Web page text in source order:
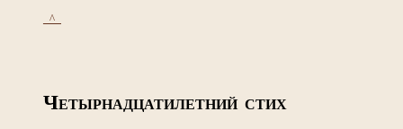
_^_
ЧЕТЫРНАДЦАТИЛЕТНИЙ СТИХ